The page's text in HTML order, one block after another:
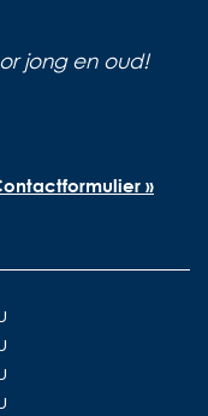
jong en oud!
»